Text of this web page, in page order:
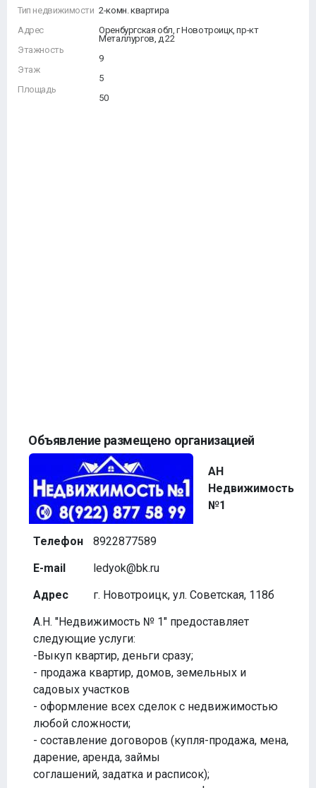
Тип недвижимости
Адрес
Этажность
Этаж
Площадь
2-комн. квартира
Оренбургская обл, г Новотроицк, пр-кт
Металлургов, д 22
9
5
50
Объявление размещено организацией
АН
Недвижимость
№1
Телефон
8922877589
E-mail
ledyok@bk.ru
Адрес
г. Новотроицк, ул. Советская, 118б
А.Н. "Недвижимость № 1" предоставляет
следующие услуги:
-Выкуп квартир, деньги сразу;
- продажа квартир, домов, земельных и
садовых участков
- оформление всех сделок с недвижимостью
любой сложности;
- составление договоров (купля-продажа, мена,
дарение, аренда, займы
соглашений, задатка и расписок);